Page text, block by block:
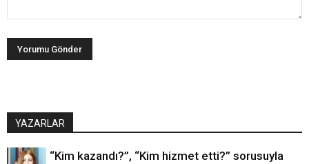
YAZARLAR
“Kim kazandı?”, “Kim hizmet etti?” sorusuyla